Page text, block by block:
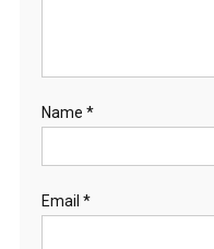
Name *
Email *